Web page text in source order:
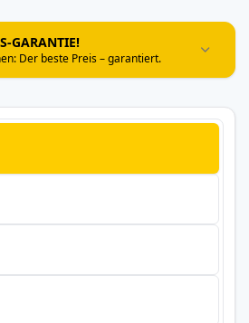
GARANTIE!
Der beste Preis – garantiert.